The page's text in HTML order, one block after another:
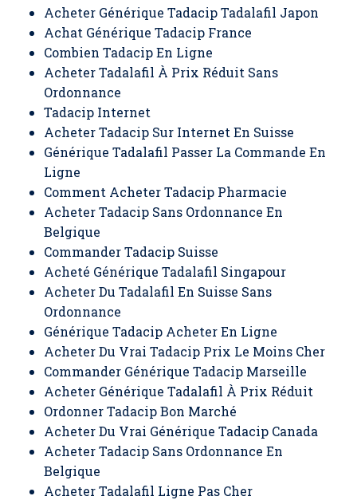
Acheter Générique Tadacip Tadalafil Japon
Achat Générique Tadacip France
Combien Tadacip En Ligne
Acheter Tadalafil À Prix Réduit Sans
Ordonnance
Tadacip Internet
Acheter Tadacip Sur Internet En Suisse
Générique Tadalafil Passer La Commande En
Ligne
Comment Acheter Tadacip Pharmacie
Acheter Tadacip Sans Ordonnance En
Belgique
Commander Tadacip Suisse
Acheté Générique Tadalafil Singapour
Acheter Du Tadalafil En Suisse Sans
Ordonnance
Générique Tadacip Acheter En Ligne
Acheter Du Vrai Tadacip Prix Le Moins Cher
Commander Générique Tadacip Marseille
Acheter Générique Tadalafil À Prix Réduit
Ordonner Tadacip Bon Marché
Acheter Du Vrai Générique Tadacip Canada
Acheter Tadacip Sans Ordonnance En
Belgique
Acheter Tadalafil Ligne Pas Cher